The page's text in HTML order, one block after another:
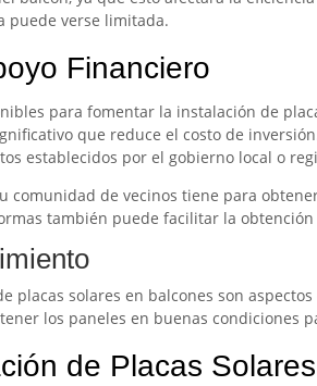
puede verse limitada.
Financiero
para fomentar la instalación de
que reduce el costo de
establecidos por el gobierno local o
comunidad de vecinos tiene para
también puede facilitar la
placas solares en balcones son
los paneles en buenas condiciones
de Placas Solares